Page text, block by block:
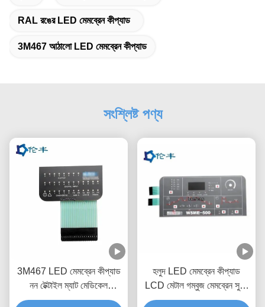
RAL রঙের LED মেমব্রেন কীপ্যাড
3M467 আঠালো LED মেমব্রেন কীপ্যাড
সংশ্লিষ্ট পণ্য
3M467 LED মেমব্রেন কীপ্যাড
নন টেক্টাইল ম্যাট মেডিকেল
ইকুইপমেন্ট
হলুদ LED মেমব্রেন কীপ্যাড
LCD মেটাল গম্বুজ মেমব্রেন সুইচ
কীবোর্ড